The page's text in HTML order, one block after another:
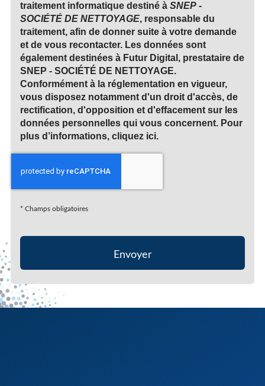
traitement informatique destiné à SNEP -
SOCIÉTÉ DE NETTOYAGE, responsable du
traitement, afin de donner suite à votre demande
et de vous recontacter. Les données sont
également destinées à Futur Digital, prestataire de
SNEP - SOCIÉTÉ DE NETTOYAGE.
Conformément à la réglementation en vigueur,
vous disposez notamment d'un droit d'accès, de
rectification, d'opposition et d'effacement sur les
données personnelles qui vous concernent. Pour
plus d’informations, cliquez ici.
*Champs obligatoires